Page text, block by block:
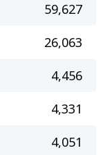
59,627
26,063
4,456
4,331
4,051